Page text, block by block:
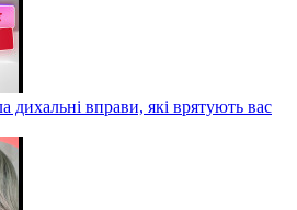
дихальні вправи, які врятують вас